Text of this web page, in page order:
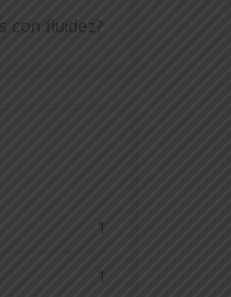
con fluidez?
1
1